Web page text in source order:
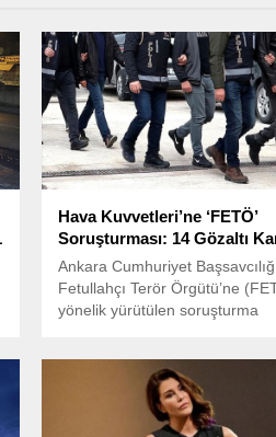
Hava Kuvvetleri’ne ‘FETÖ’
Soruşturması: 14 Gözaltı
Ankara Cumhuriyet
Fetullahçı Terör Örgütü’ne
yönelik yürütülen soruşturma
ilişkin 14 şüpheli hakkında